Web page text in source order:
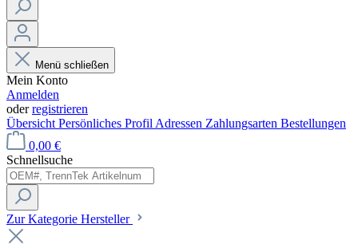
Menü schließen
Mein Konto
Anmelden
oderregistrieren
Übersicht Persönliches Profil Adressen Zahlungsarten Bestellungen
0,00 €
Schnellsuche
Zur Kategorie Hersteller